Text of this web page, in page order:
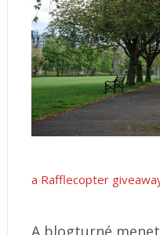
a Rafflecopter